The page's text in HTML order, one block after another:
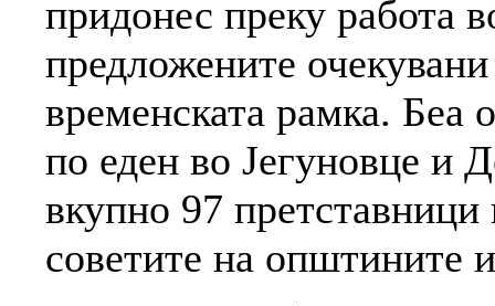
придонес преку работа
предложените
временската рамка.
по еден во Јегуновце и
вкупно 97 претставници
советите на општините